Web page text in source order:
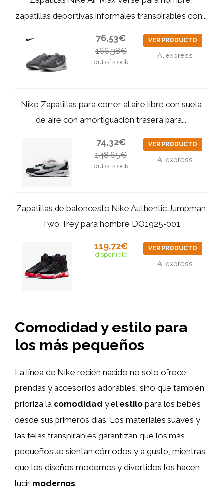
zapatillas deportivas informales transpirables con...
76,53€
166,38€
out of stock
VER PRODUCTO
Aliexpress
Nike Zapatillas para correr al aire libre con suela
de aire con amortiguación trasera para...
74,32€
148,65€
out of stock
VER PRODUCTO
Aliexpress
Zapatillas de baloncesto Nike Authentic Jumpman
Two Trey para hombre DO1925-001
119,72€
disponible
VER PRODUCTO
Aliexpress
Comodidad y estilo para
los más pequeños
La línea de Nike recién nacido no solo ofrece
prendas y accesorios adorables, sino que también
prioriza la comodidad y el estilo para los bebés
desde sus primeros días. Los materiales suaves y
las telas transpirables garantizan que los más
pequeños se sientan cómodos y a gusto, mientras
que los diseños modernos y divertidos los hacen
lucir modernos.